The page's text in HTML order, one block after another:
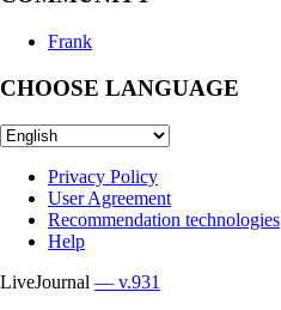
Frank
CHOOSE LANGUAGE
Privacy Policy
User Agreement
Recommendation technologies
Help
LiveJournal — v.931